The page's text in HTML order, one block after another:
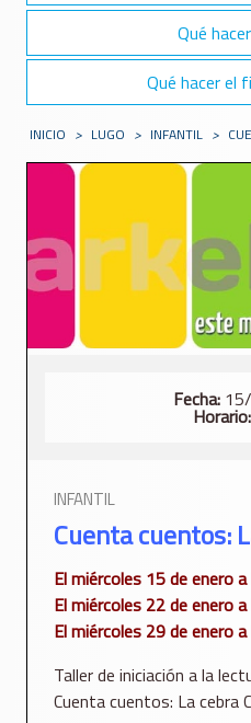
Qué
Qué hacer el
INICIO > LUGO > INFANTIL >
Fecha:
Horario:
INFANTIL
Cuenta cuentos:
El miércoles 15 de enero
El miércoles 22 de enero
El miércoles 29 de enero
Taller de iniciación a la
Cuenta cuentos: La cebra